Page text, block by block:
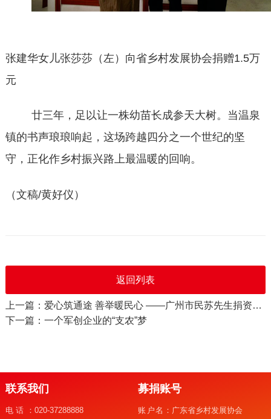
张建华女儿张莎莎（左）向省乡村发展协会捐赠1.5万
元
廿三年，足以让一株幼苗长成参天大树。当温泉
镇的书声琅琅响起，这场跨越四分之一个世纪的坚
守，正化作乡村振兴路上最温暖的回响。
（文稿/黄好仪）
返回列表
上一篇：爱心筑通途 善举暖民心 ——广州市民苏先生捐资援建河源长潭大桥
下一篇：一个军创企业的“支农”梦
联系我们
电话： 020-37288888
募捐账号
账户名： 广东省乡村发展协会